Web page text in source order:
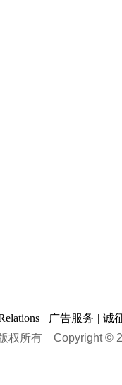
| 广告服务 | 诚
权所有 Copyright ©